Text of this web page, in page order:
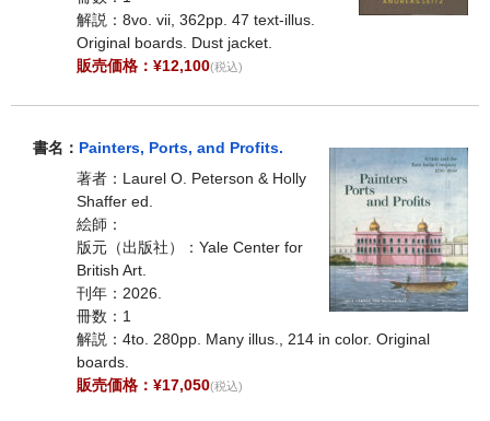
解説：8vo. vii, 362pp. 47 text-illus.
Original boards. Dust jacket.
販売価格：¥12,100(税込)
書名： Painters, Ports, and Profits.
著者：Laurel O. Peterson & Holly
Shaffer ed.
絵師：
版元（出版社）：Yale Center for
British Art.
刊年：2026.
冊数：1
解説：4to. 280pp. Many illus., 214 in color. Original
boards.
販売価格：¥17,050(税込)